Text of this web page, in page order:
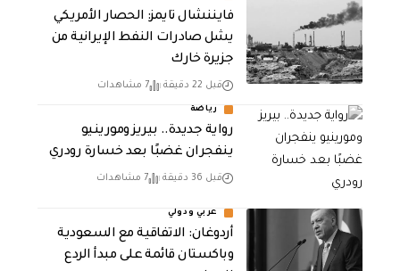
فايننشال تايمز: الحصار الأمريكي
يشل صادرات النفط الإيرانية من
جزيرة خارك
قبل 22 دقيقة 7 مشاهدات
رياضة
رواية جديدة.. بيريز ومورينيو
ينفجران غضبًا بعد خسارة رودري
قبل 36 دقيقة 7 مشاهدات
عربي ودولي
أردوغان: الاتفاقية مع السعودية
وباكستان قائمة على مبدأ الردع